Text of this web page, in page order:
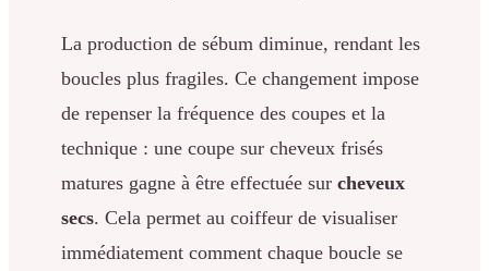
La production de sébum diminue, rendant les
boucles plus fragiles. Ce changement impose
de repenser la fréquence des coupes et la
technique : une coupe sur cheveux frisés
matures gagne à être effectuée sur cheveux
secs. Cela permet au coiffeur de visualiser
immédiatement comment chaque boucle se